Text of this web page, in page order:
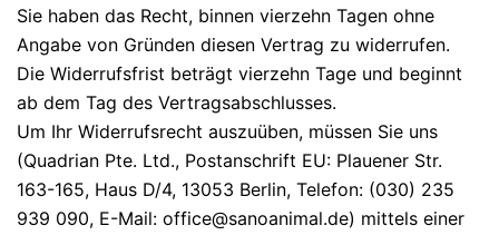
Sie haben das Recht, binnen vierzehn Tagen ohne
Angabe von Gründen diesen Vertrag zu widerrufen.
Die Widerrufsfrist beträgt vierzehn Tage und beginnt
ab dem Tag des Vertragsabschlusses.
Um Ihr Widerrufsrecht auszuüben, müssen Sie uns
(Quadrian Pte. Ltd., Postanschrift EU: Plauener Str.
163-165, Haus D/4, 13053 Berlin, Telefon: (030) 235
939 090, E-Mail: office@sanoanimal.de) mittels einer